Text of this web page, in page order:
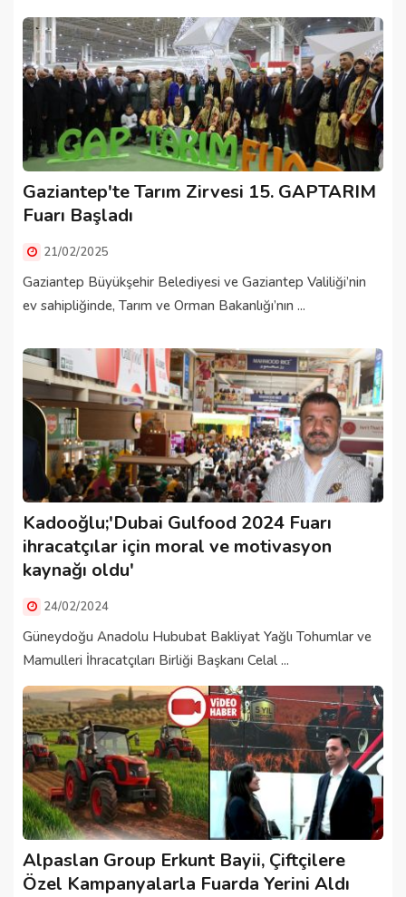
Gaziantep'te Tarım Zirvesi 15. GAPTARIM
Fuarı Başladı
21/02/2025
Gaziantep Büyükşehir Belediyesi ve Gaziantep Valiliği’nin
ev sahipliğinde, Tarım ve Orman Bakanlığı’nın ...
Kadooğlu;'Dubai Gulfood 2024 Fuarı
ihracatçılar için moral ve motivasyon
kaynağı oldu'
24/02/2024
Güneydoğu Anadolu Hububat Bakliyat Yağlı Tohumlar ve
Mamulleri İhracatçıları Birliği Başkanı Celal ...
Alpaslan Group Erkunt Bayii, Çiftçilere
Özel Kampanyalarla Fuarda Yerini Aldı